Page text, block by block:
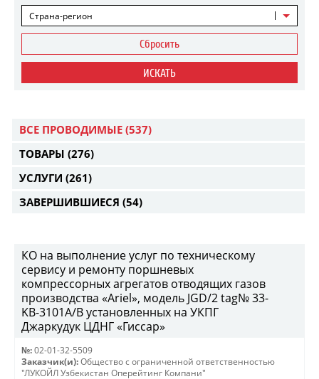
Страна-регион
Сбросить
ИСКАТЬ
ВСЕ ПРОВОДИМЫЕ (537)
ТОВАРЫ (276)
УСЛУГИ (261)
ЗАВЕРШИВШИЕСЯ (54)
КО на выполнение услуг по техническому
сервису и ремонту поршневых
компрессорных агрегатов отводящих газов
производства «Ariel», модель JGD/2 tag№ 33-
KB-3101А/B установленных на УКПГ
Джаркудук ЦДНГ «Гиссар»
№: 02-01-32-5509
Заказчик(и): Общество с ограниченной ответственностью
"ЛУКОЙЛ Узбекистан Оперейтинг Компани"